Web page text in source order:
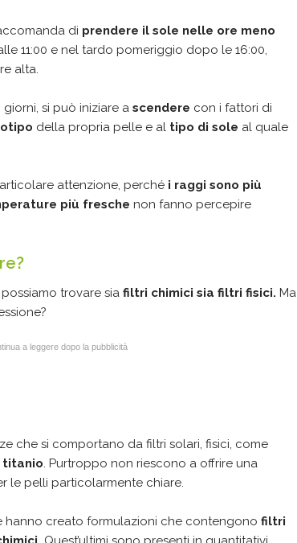
di prendere il sole nelle ore meno
11:00 e nel tardo pomeriggio dopo le 16:00,
alta.
si può iniziare a scendere con i fattori di
della propria pelle e al tipo di sole al quale
attenzione, perché i raggi sono più
più fresche non fanno percepire
trovare sia filtri chimici sia filtri fisici. Ma
a leggere dopo la pubblicità
che si comportano da filtri solari, fisici, come
titanio. Purtroppo non riescono a offrire una
le pelli particolarmente chiare.
hanno creato formulazioni che contengono filtri